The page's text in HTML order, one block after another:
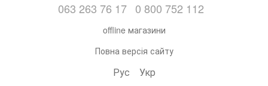
063 263 76 17 0 800 752 112
offline магазини
Повна версія сайту
Рус Укр